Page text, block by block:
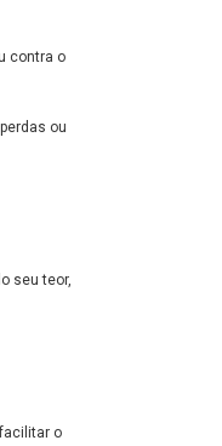
contra o
ou
seu teor,
o